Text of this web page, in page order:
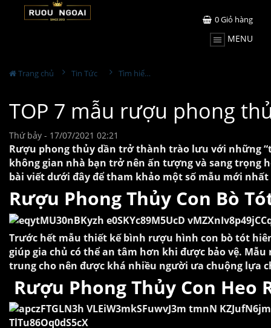
0Giỏ hàng
MENU
Trang chủ Tin Tức Tìm hiểu về rượu
TOP 7 mẫu rượu phong
Thứ bảy - 17/07/2021 02:21
Rượu phong thủy dần trở thành trào lưu với những
không gian nhà bạn trở nên ấn tượng và sang trọng
bài viết dưới đây để tham khảo một số mẫu mới
Rượu Phong Thủy Con Bò
Trước hết mẫu thiết kế bình rượu hình con bò tót
giúp gia chủ có thể an tâm hơn khi được bảo vệ.
trung cho nên được khá nhiều người ưa chuộng lựa
Rượu Phong Thủy Con Heo